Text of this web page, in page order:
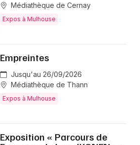
Médiathèque de Cernay
Expos à Mulhouse
Empreintes
Jusqu'au 26/09/2026
Médiathèque de Thann
Expos à Mulhouse
Exposition « Parcours de